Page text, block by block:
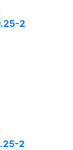
⁠2
⁠2